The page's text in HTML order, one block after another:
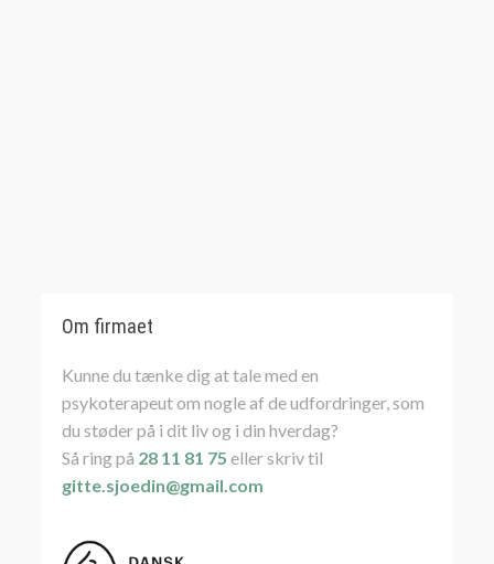
Om firmaet
Kunne du tænke dig at tale med en
psykoterapeut om nogle af de udfordringer, som
du støder på i dit liv og i din hverdag?
Så ring på 28 11 81 75 eller skriv til
gitte.sjoedin@gmail.com